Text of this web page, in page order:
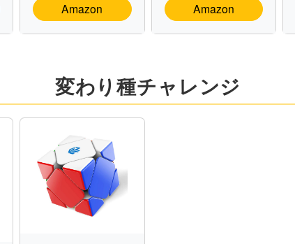
Amazon Amazon
変わり種チャレンジ